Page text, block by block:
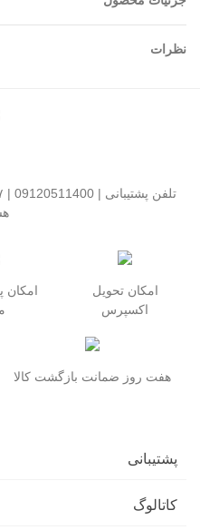
نظرات
امکان تحویل
اکسپرس
امکان
هفت روز ضمانت بازگشت کالا
پشتیبانی
کاتالوگ